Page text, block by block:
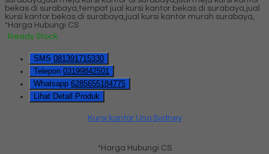
*Harga Hubungi CS
Ready Stock
SMS 081391715330
Telepon 03199842501
Whatsapp 6285655184775
Lihat Detail Produk
Kursi kantor Uno Sydney
*Harga Hubungi CS